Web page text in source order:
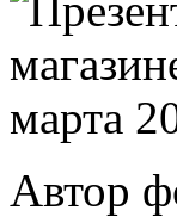
Автор